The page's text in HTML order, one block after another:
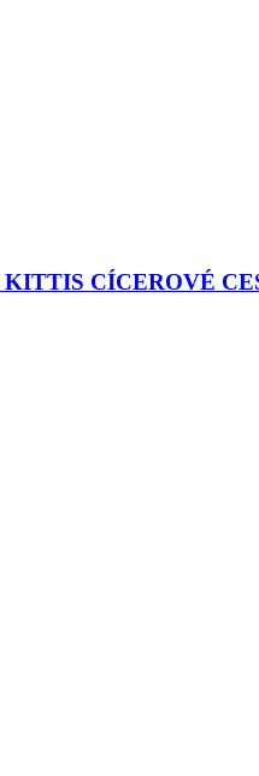
CÍCEROVÉ